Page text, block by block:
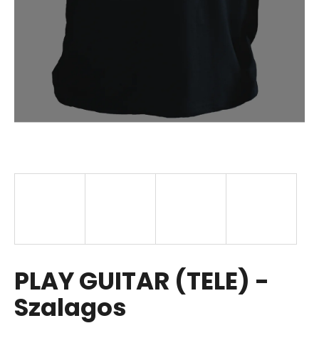
PLAY GUITAR (TELE) -
Szalagos